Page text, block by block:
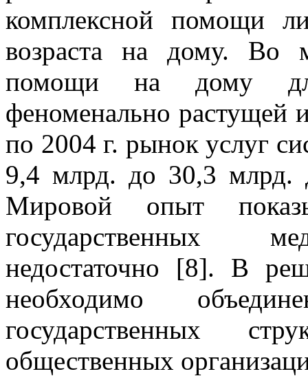
комплексной помощи
возраста на дому. Во
помощи на дому
феноменально
по 2004 г. рынок услуг
9,4 млрд. до 30,3 млрд.
Мировой опыт
государственных
недостаточно [8]. В
необходимо
государственных
общественных